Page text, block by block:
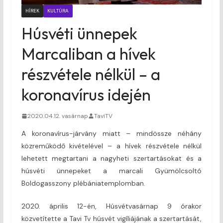
HÍREK KULTÚRA
Húsvéti ünnepek
Marcaliban a hívek
részvétele nélkül – a
koronavírus idején
2020.04.12. vasárnap TaviTV
A koronavírus-járvány miatt – mindössze néhány
közreműködő kivételével – a hívek részvétele nélkül
lehetett megtartani a nagyheti szertartásokat és a
húsvéti ünnepeket a marcali Gyümölcsoltó
Boldogasszony plébániatemplomban.
2020. április 12-én, Húsvétvasárnap 9 órakor
közvetítette a Tavi Tv húsvét vigíliájának a szertartását,